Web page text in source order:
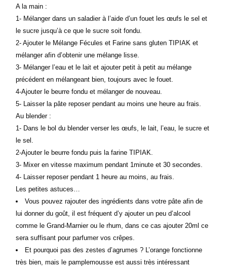
A la main :
1- Mélanger dans un saladier à l’aide d’un fouet les œufs le sel et
le sucre jusqu’à ce que le sucre soit fondu.
2- Ajouter le Mélange Fécules et Farine sans gluten TIPIAK et
mélanger afin d’obtenir une mélange lisse.
3- Mélanger l’eau et le lait et ajouter petit à petit au mélange
précédent en mélangeant bien, toujours avec le fouet.
4-Ajouter le beurre fondu et mélanger de nouveau.
5- Laisser la pâte reposer pendant au moins une heure au frais.
Au blender :
1- Dans le bol du blender verser les œufs, le lait, l’eau, le sucre et
le sel.
2-Ajouter le beurre fondu puis la farine TIPIAK.
3- Mixer en vitesse maximum pendant 1minute et 30 secondes.
4- Laisser reposer pendant 1 heure au moins, au frais.
Les petites astuces…
Vous pouvez rajouter des ingrédients dans votre pâte afin de
lui donner du goût, il est fréquent d’y ajouter un peu d’alcool
comme le Grand-Marnier ou le rhum, dans ce cas ajouter 20ml ce
sera suffisant pour parfumer vos crêpes.
Et pourquoi pas des zestes d’agrumes ? L’orange fonctionne
très bien, mais le pamplemousse est aussi très intéressant